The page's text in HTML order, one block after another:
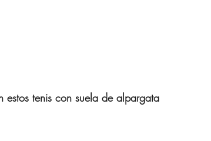
estos tenis con suela de alpargata